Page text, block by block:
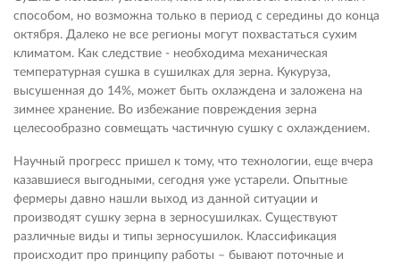
способом, но возможна только в период с середины до конца
октября. Далеко не все регионы могут похвастаться сухим
климатом. Как следствие - необходима механическая
температурная сушка в сушилках для зерна. Кукуруза,
высушенная до 14%, может быть охлаждена и заложена на
зимнее хранение. Во избежание повреждения зерна
целесообразно совмещать частичную сушку с охлаждением.
Научный прогресс пришел к тому, что технологии, еще вчера
казавшиеся выгодными, сегодня уже устарели. Опытные
фермеры давно нашли выход из данной ситуации и
производят сушку зерна в зерносушилках. Существуют
различные виды и типы зерносушилок. Классификация
происходит про принципу работы – бывают поточные и